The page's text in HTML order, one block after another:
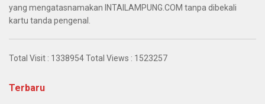
yang mengatasnamakan INTAILAMPUNG.COM tanpa dibekali
kartu tanda pengenal.
Total Visit : 1338954Total Views : 1523257
Terbaru